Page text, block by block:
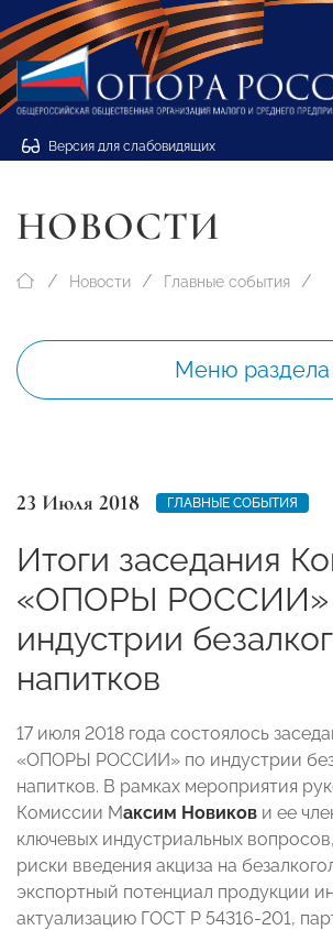
Версия для слабовидящих
НОВОСТИ
Новости Главные события
Меню раздела
23 Июля 2018 ГЛАВНЫЕ СОБЫТИЯ
Итоги заседания
«ОПОРЫ РОССИИ»
индустрии
напитков
17 июля 2018 года состоялось
«ОПОРЫ РОССИИ» по индустрии
напитков. В рамках мероприятия
Комиссии Максим Новиков и ее
ключевых индустриальных
риски введения акциза на
экспортный потенциал продукции
актуализацию ГОСТ Р 54316-201,